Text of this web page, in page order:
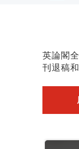
英論閣
刊退稿